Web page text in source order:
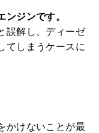
ンジンです。
誤解し、ディーゼ
てしまうケースに
かけないことが最